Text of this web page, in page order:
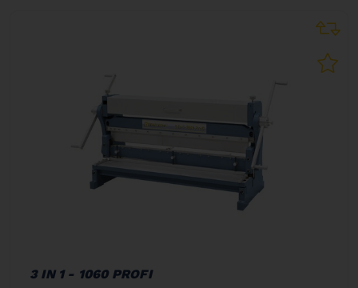
3 IN 1 - 1060 PROFI